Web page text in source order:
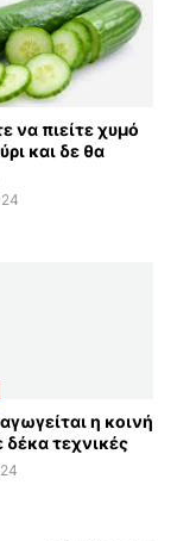
να πιείτε χυμό
και δε θα
η κοινή
τεχνικές